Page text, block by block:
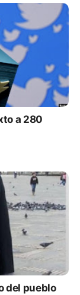
a 280
del pueblo